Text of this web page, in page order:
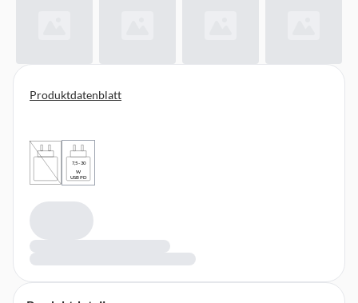
Produktdatenblatt
7,5 - 30
W
USB PD